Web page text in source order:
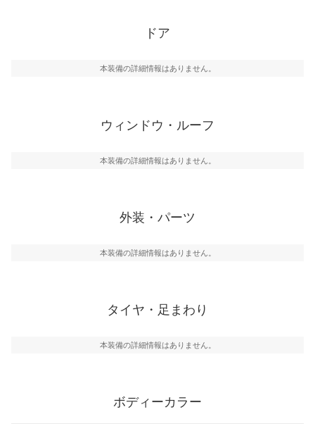
ドア
本装備の詳細情報はありません。
ウィンドウ・ルーフ
本装備の詳細情報はありません。
外装・パーツ
本装備の詳細情報はありません。
タイヤ・足まわり
本装備の詳細情報はありません。
ボディーカラー